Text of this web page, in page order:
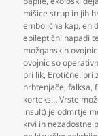
mišice strup in jih
embolična kap,en
epileptični napadi
možganskih
ovojnic so
pri lik, Erotične: pri
hrbtenjače,falksa,
korteks… Vrste
insult) je odmrtje
krvi in nezadostne